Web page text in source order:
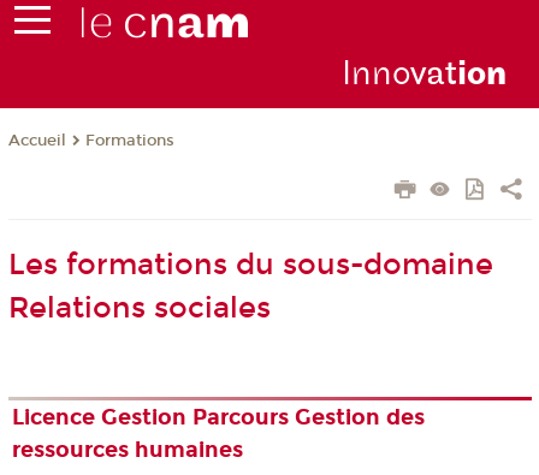
Innovation
Accueil Formations
Les formations du sous-domaine
Relations sociales
Licence Gestion Parcours Gestion des
ressources humaines